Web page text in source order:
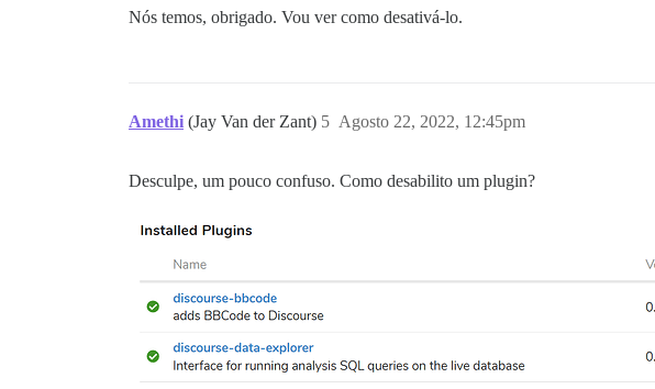
Nós temos, obrigado. Vou ver como desativá-lo.
Amethi (Jay Van der Zant) Agosto 22, 2022, 12:45pm
5
Desculpe, um pouco confuso. Como desabilito um plugin?